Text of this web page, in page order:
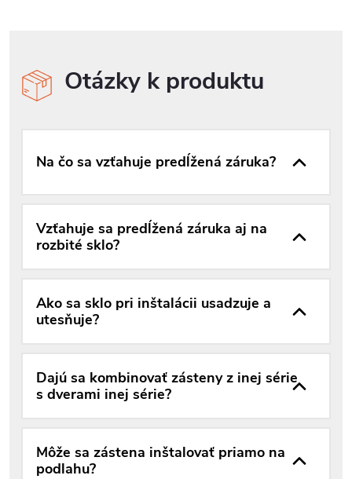
Otázky k produktu
Na čo sa vzťahuje predĺžená záruka?
Vzťahuje sa predĺžená záruka aj na
rozbité sklo?
Ako sa sklo pri inštalácii usadzuje a
utesňuje?
Dajú sa kombinovať zásteny z inej série
s dverami inej série?
Môže sa zástena inštalovať priamo na
podlahu?